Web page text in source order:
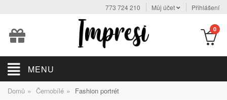
773 724 210 Můj účet Přihlášení
0
MENU
Domů » Černobílé » Fashion portrét